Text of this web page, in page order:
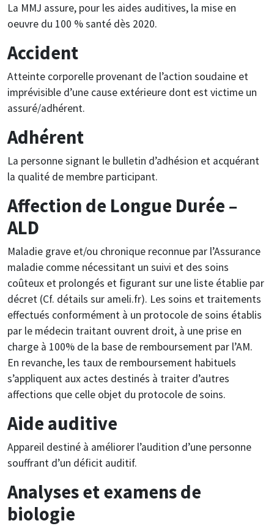
La MMJ assure, pour les aides auditives, la mise en
oeuvre du 100 % santé dès 2020.
Accident
Atteinte corporelle provenant de l’action soudaine et
imprévisible d’une cause extérieure dont est victime un
assuré/adhérent.
Adhérent
La personne signant le bulletin d’adhésion et acquérant
la qualité de membre participant.
Affection de Longue Durée –
ALD
Maladie grave et/ou chronique reconnue par l’Assurance
maladie comme nécessitant un suivi et des soins
coûteux et prolongés et figurant sur une liste établie par
décret (Cf. détails sur ameli.fr). Les soins et traitements
effectués conformément à un protocole de soins établis
par le médecin traitant ouvrent droit, à une prise en
charge à 100% de la base de remboursement par l’AM.
En revanche, les taux de remboursement habituels
s’appliquent aux actes destinés à traiter d’autres
affections que celle objet du protocole de soins.
Aide auditive
Appareil destiné à améliorer l’audition d’une personne
souffrant d’un déficit auditif.
Analyses et examens de
biologie